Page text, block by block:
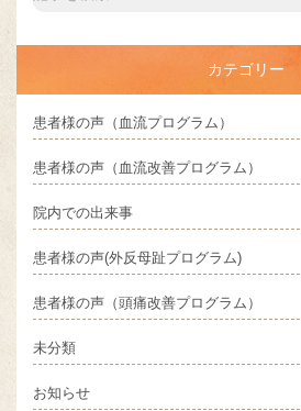
カテゴリー
患者様の声（血流プログラム）
患者様の声（血流改善プログラム）
院内での出来事
患者様の声(外反母趾プログラム)
患者様の声（頭痛改善プログラム）
未分類
お知らせ